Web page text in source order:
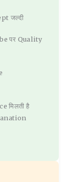
जल्दी
पर Quality
मिलती है